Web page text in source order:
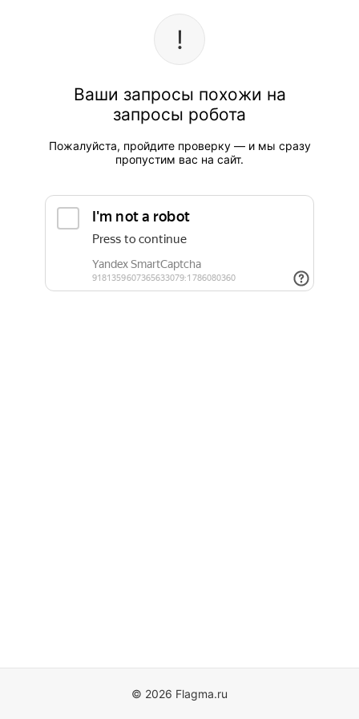
Ваши запросы похожи на
запросы робота
Пожалуйста, пройдите проверку — и мы сразу
пропустим вас на сайт.
© 2026 Flagma.ru